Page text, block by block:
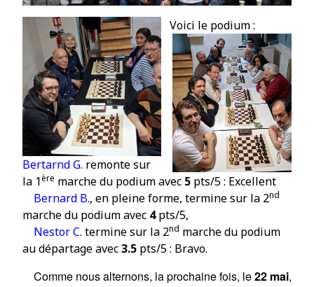
Voici le podium :
Bertarnd G. remonte sur
la 1ère marche du podium avec 5 pts/5 : Excellent
Bernard B., en pleine forme, terminesur la 2nd
marche du podium avec 4pts/5,
Nestor C. termine sur la 2nd marche du podium
au départage avec3.5 pts/5 : Bravo.
Comme nous alternons, la prochaine fois, le22 mai,